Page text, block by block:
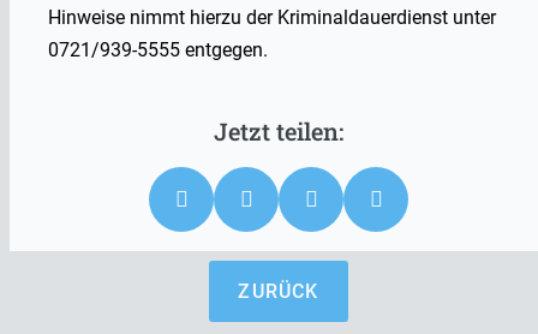
Hinweise nimmt hierzu der Kriminaldauerdienst unter
0721/939-5555 entgegen.
ZURÜCK